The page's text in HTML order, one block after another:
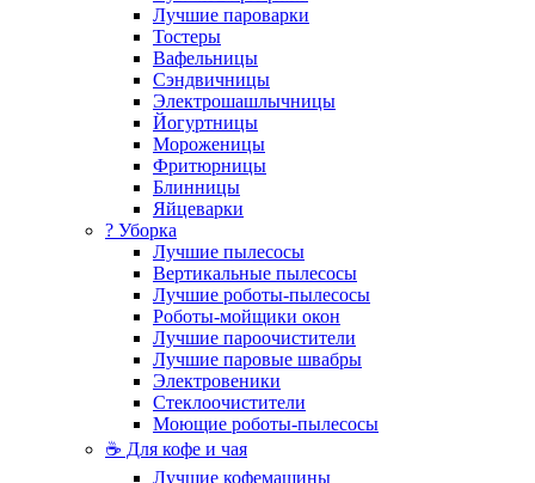
Лучшие пароварки
Тостеры
Вафельницы
Сэндвичницы
Электрошашлычницы
Йогуртницы
Мороженицы
Фритюрницы
Блинницы
Яйцеварки
? Уборка
Лучшие пылесосы
Вертикальные пылесосы
Лучшие роботы-пылесосы
Роботы-мойщики окон
Лучшие пароочистители
Лучшие паровые швабры
Электровеники
Стеклоочистители
Моющие роботы-пылесосы
☕ Для кофе и чая
Лучшие кофемашины